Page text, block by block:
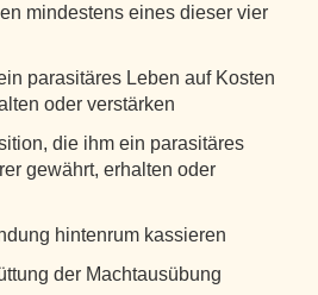
mindestens eines dieser vier
parasitäres Leben auf Kosten
oder verstärken
die ihm ein parasitäres
gewährt, erhalten oder
hintenrum kassieren
der Machtausübung